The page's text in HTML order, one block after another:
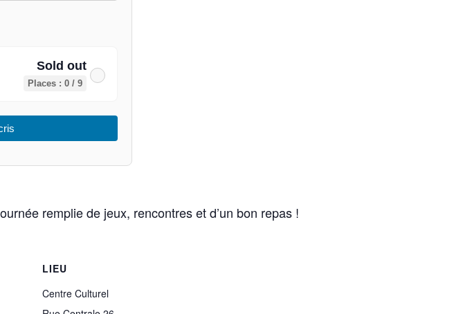
Sold out
Places : 0 / 9
remplie de jeux, rencontres et d’un bon repas !
LIEU
Centre Culturel